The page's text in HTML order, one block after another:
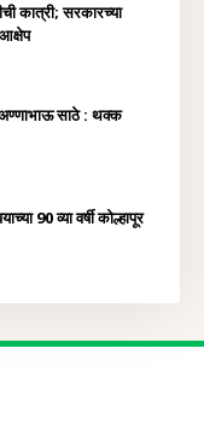
कात्री; सरकारच्या
साठे : थक्क
90 व्या वर्षी कोल्हापूर